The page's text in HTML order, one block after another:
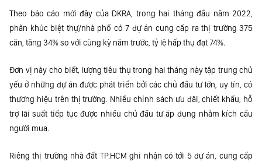
Theo báo cáo mới đây của DKRA, trong hai tháng đầu năm 2022,
phân khúc biệt thự/nhà phố có 7 dự án cung cấp ra thị trường 375
căn, tăng 34% so với cùng kỳ năm trước, tỷ lệ hấp thụ đạt 74%.
Đơn vị này cho biết, lượng tiêu thụ trong hai tháng này tập trung chủ
yếu ở những dự án được phát triển bởi các chủ đầu tư lớn, uy tín, có
thương hiệu trên thị trường. Nhiều chính sách ưu đãi, chiết khấu, hỗ
trợ lãi suất tiếp tục được nhiều chủ đầu tư áp dụng nhằm kích cầu
người mua.
Riêng thị trường nhà đất TP.HCM ghi nhận có tới 5 dự án, cung cấp